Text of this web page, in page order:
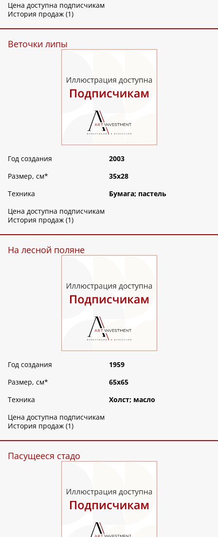
Цена доступна подписчикам
История продаж (1)
Веточки липы
Год создания
2003
Размер, см*
35х28
Техника
Бумага; пастель
Цена доступна подписчикам
История продаж (1)
На лесной поляне
Год создания
1959
Размер, см*
65х65
Техника
Холст; масло
Цена доступна подписчикам
История продаж (1)
Пасущееся стадо